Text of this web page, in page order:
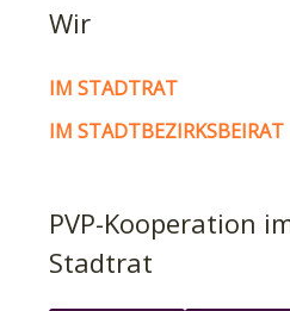
Wir
IM STADTRAT
IM STADTBEZIRKSBEIRAT
PVP-Kooperation
Stadtrat